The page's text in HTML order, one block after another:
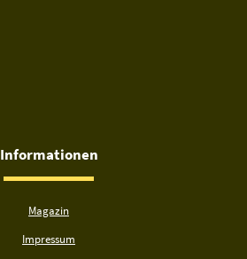
Informationen
Magazin
Impressum